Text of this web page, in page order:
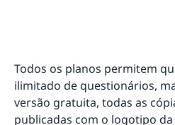
Todos os planos permitem
ilimitado de questionários,
versão gratuita, todas as
publicadas com o logotipo da